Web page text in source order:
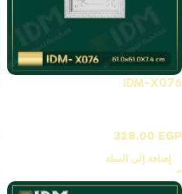
IDM-X076
328.00 EGP
إضافة إلى السلة